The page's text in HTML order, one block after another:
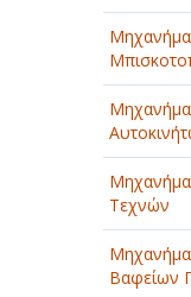
Τεχνών
Βαφείων